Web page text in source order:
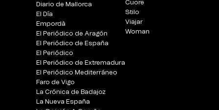
Diario de Mallorca
El Día
Empordà
El Periódico de Aragón
El Periódico de España
El Periódico
El Periódico de Extremadura
El Periódico Mediterráneo
Faro de Vigo
La Crónica de Badajoz
La Nueva España
Cuore
Stilo
Viajar
Woman